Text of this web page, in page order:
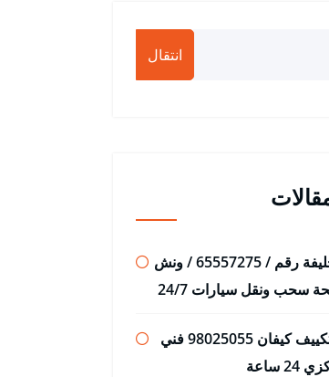
انتقال
ونش ابو حليفة رقم / 65557275 / ونش
سحب ونقل سيارات 24/7
رقم فني تكييف كيفان 98025055 فني
ساعة